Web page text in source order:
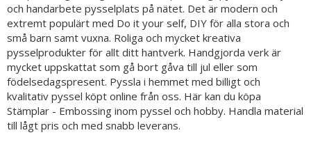
och handarbete pysselplats på nätet. Det är modern och
extremt populärt med Do it your self, DIY för alla stora och
små barn samt vuxna. Roliga och mycket kreativa
pysselprodukter för allt ditt hantverk. Handgjorda verk är
mycket uppskattat som gå bort gåva till jul eller som
födelsedagspresent. Pyssla i hemmet med billigt och
kvalitativ pyssel köpt online från oss. Här kan du köpa
Stämplar - Embossing inom pyssel och hobby. Handla material
till lågt pris och med snabb leverans.